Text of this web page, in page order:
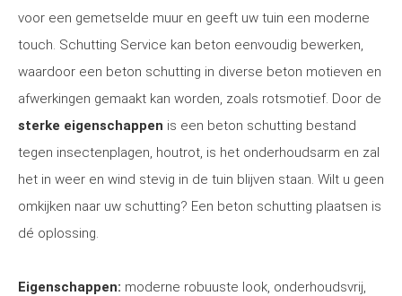
voor een gemetselde muur en geeft uw tuin een moderne
touch. Schutting Service kan beton eenvoudig bewerken,
waardoor een beton schutting in diverse beton motieven en
afwerkingen gemaakt kan worden, zoals rotsmotief. Door de
sterke eigenschappen is een beton schutting bestand
tegen insectenplagen, houtrot, is het onderhoudsarm en zal
het in weer en wind stevig in de tuin blijven staan. Wilt u geen
omkijken naar uw schutting? Een beton schutting plaatsen is
dé oplossing.
Eigenschappen: moderne robuuste look, onderhoudsvrij,